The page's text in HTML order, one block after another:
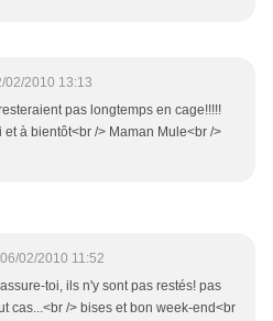
02/2010 13:13
pas longtemps en cage!!!!!
à bientôt<br /> Maman Mule<br />
06/02/2010 11:52
toi, ils n'y sont pas restés! pas
cas...<br /> bises et bon week-end<br